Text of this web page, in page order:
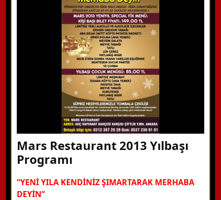
Mars Restaurant 2013 Yılbaşı
Programı
”YENİ YILA KENDİNİZ ŞIMARTARAK MERHABA
DEYİN”